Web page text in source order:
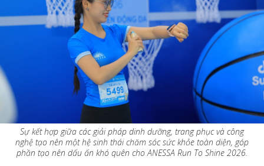
Sự kết hợp giữa các giải pháp dinh dưỡng, trang phục và công
nghệ tạo nên một hệ sinh thái chăm sóc sức khỏe toàn diện, góp
phần tạo nên dấu ấn khó quên cho ANESSA Run To Shine 2026.